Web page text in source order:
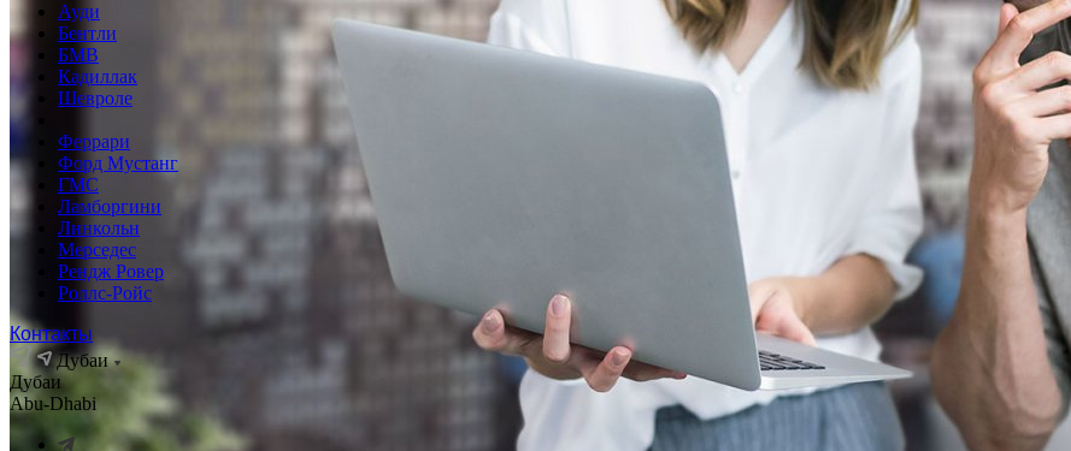
Ауди
Бентли
БМВ
Кадиллак
Шевроле
Феррари
Форд Мустанг
ГМС
Ламборгини
Линкольн
Мерседес
Рендж Ровер
Роллс-Ройс
Контакты
Дубаи
Дубаи
Abu-Dhabi